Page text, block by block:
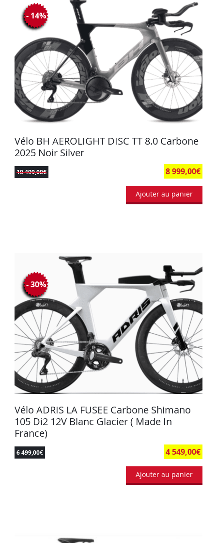
Vélo BH AEROLIGHT DISC TT 8.0 Carbone
2025 Noir Silver
10 499,00€ 8 999,00€
- 14%
Ajouter au panier
Vélo ADRIS LA FUSEE Carbone Shimano
105 Di2 12V Blanc Glacier ( Made In
France)
6 499,00€ 4 549,00€
- 30%
Ajouter au panier